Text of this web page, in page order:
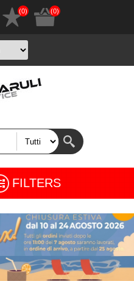
(0) (0)
FILTERS